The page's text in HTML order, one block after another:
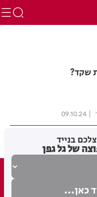
שקד?
09.10.24
בנייד
של גל גפן